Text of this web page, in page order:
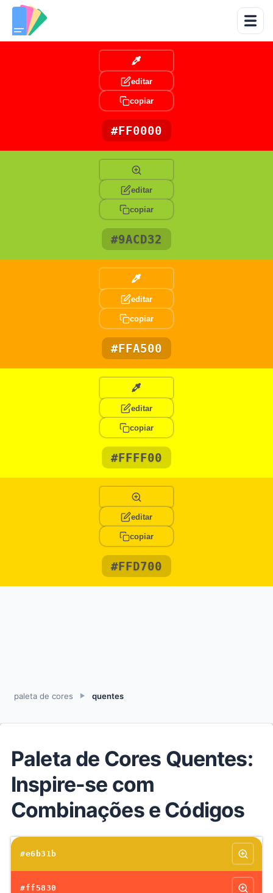
editar
copiar
#FF0000
editar
copiar
#9ACD32
editar
copiar
#FFA500
editar
copiar
#FFFF00
editar
copiar
#FFD700
paleta de cores ► quentes
Paleta de Cores Quentes:
Inspire-se com
Combinações e Códigos
#e6b31b
#ff5830